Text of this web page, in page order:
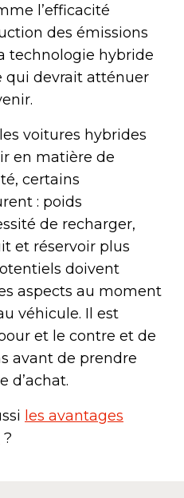
l’efficacité
des émissions
technologie hybride
qui devrait atténuer
voitures hybrides
en matière de
certains
: poids
de recharger,
et réservoir plus
doivent
aspects au moment
véhicule. Il est
et le contre et de
avant de prendre
d’achat.
les avantages
?